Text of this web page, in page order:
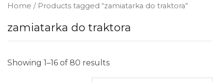
Home / Products tagged “zamiatarka do traktora”
zamiatarka do traktora
Showing 1–16 of 80 results